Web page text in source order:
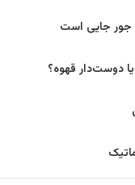
جایی است
دوست‌دار قهوه؟